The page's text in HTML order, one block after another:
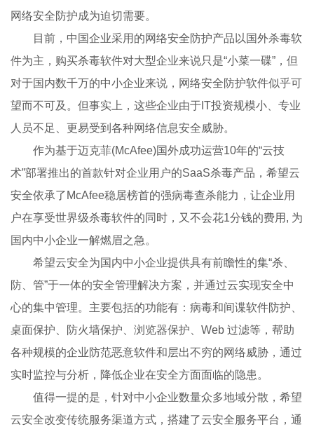
网络安全防护成为迫切需要。
目前，中国企业采用的网络安全防护产品以国外杀毒软
件为主，购买杀毒软件对大型企业来说只是“小菜一碟”，但
对于国内数千万的中小企业来说，网络安全防护软件似乎可
望而不可及。但事实上，这些企业由于IT投资规模小、专业
人员不足、更易受到各种网络信息安全威胁。
作为基于迈克菲(McAfee)国外成功运营10年的“云技
术”部署推出的首款针对企业用户的SaaS杀毒产品，希望云
安全依承了McAfee稳居榜首的强病毒查杀能力，让企业用
户在享受世界级杀毒软件的同时，又不会花1分钱的费用, 为
国内中小企业一解燃眉之急。
希望云安全为国内中小企业提供具有前瞻性的集“杀、
防、管”于一体的安全管理解决方案，并通过云实现安全中
心的集中管理。主要包括的功能有：病毒和间谍软件防护、
桌面保护、防火墙保护、浏览器保护、Web 过滤等，帮助
各种规模的企业防范恶意软件和层出不穷的网络威胁，通过
实时监控与分析，降低企业在安全方面面临的隐患。
值得一提的是，针对中小企业数量众多地域分散，希望
云安全改变传统服务渠道方式，搭建了云安全服务平台，通